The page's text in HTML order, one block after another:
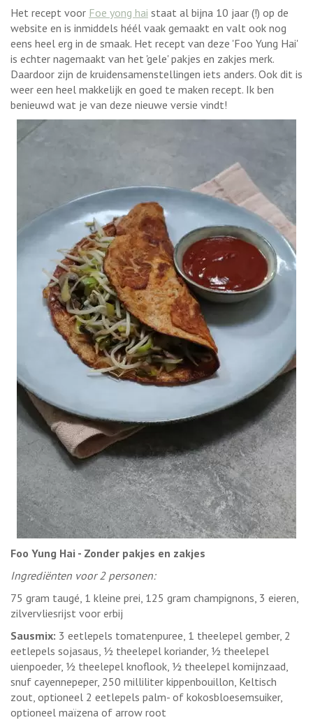
Het recept voor Foe yong hai staat al bijna 10 jaar (!) op de
website en is inmiddels héél vaak gemaakt en valt ook nog
eens heel erg in de smaak. Het recept van deze 'Foo Yung Hai'
is echter nagemaakt van het 'gele' pakjes en zakjes merk.
Daardoor zijn de kruidensamenstellingen iets anders. Ook dit is
weer een heel makkelijk en goed te maken recept. Ik ben
benieuwd wat je van deze nieuwe versie vindt!
Foo Yung Hai - Zonder pakjes en zakjes
Ingrediënten voor 2 personen:
75 gram taugé, 1 kleine prei, 125 gram champignons, 3 eieren,
zilvervliesrijst voor erbij
Sausmix: 3 eetlepels tomatenpuree, 1 theelepel gember, 2
eetlepels sojasaus, ½ theelepel koriander, ½ theelepel
uienpoeder, ½ theelepel knoflook, ½ theelepel komijnzaad,
snuf cayennepeper, 250 milliliter kippenbouillon, Keltisch
zout, optioneel 2 eetlepels palm- of kokosbloesemsuiker,
optioneel maïzena of arrow root